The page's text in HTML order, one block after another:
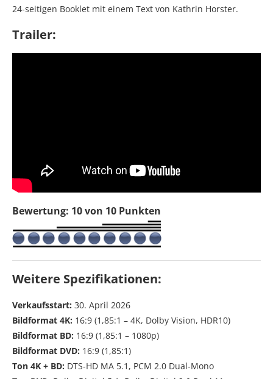
24-seitigen Booklet mit einem Text von Kathrin Horster.
Trailer:
Bewertung: 10 von 10 Punkten
Weitere Spezifikationen:
Verkaufsstart: 30. April 2026
Bildformat 4K: 16:9 (1,85:1 – 4K, Dolby Vision, HDR10)
Bildformat BD: 16:9 (1,85:1 – 1080p)
Bildformat DVD: 16:9 (1,85:1)
Ton 4K + BD: DTS-HD MA 5.1, PCM 2.0 Dual-Mono